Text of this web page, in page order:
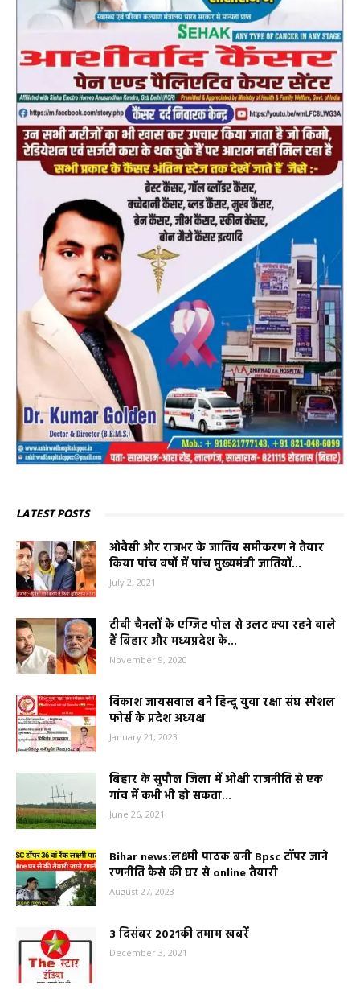
LATEST POSTS
ओवैसी और राजभर के जातिय समीकरण ने तैयार
किया पांच वर्षो में पांच मुख्यमंत्री जातियों...
July 2, 2021
टीवी चैनलों के एग्जिट पोल से उलट क्या रहने वाले
हैं बिहार और मध्यप्रदेश के...
November 9, 2020
विकाश जायसवाल बने हिन्दू युवा रक्षा संघ स्पेशल
फोर्स के प्रदेश अध्यक्ष
January 21, 2023
बिहार के सुपौल जिला में ओक्षी राजनीति से एक
गांव में कभी भी हो सकता...
June 26, 2021
Bihar news:लक्ष्मी पाठक बनी Bpsc टॉपर जाने
रणनीति कैसे की घर से online तैयारी
August 27, 2023
3 दिसंबर 2021की तमाम खबरें
December 3, 2021